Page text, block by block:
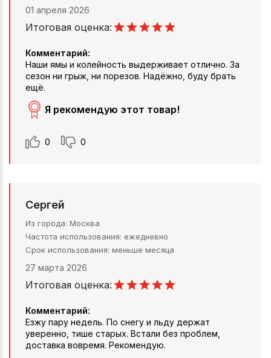
01 апреля 2026
Итоговая оценка:
Комментарий:
Наши ямы и колейность выдерживает отлично. За
сезон ни грыж, ни порезов. Надёжно, буду брать
ещё.
Я рекомендую этот товар!
0 0
Сергей
Из города Москва
Частота использования ежедневно
Срок использования меньше месяца
27 марта 2026
Итоговая оценка:
Комментарий:
Езжу пару недель. По снегу и льду держат
уверенно, тише старых. Встали без проблем,
доставка вовремя. Рекомендую.